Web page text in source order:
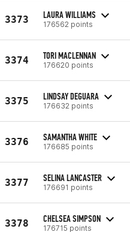
3373 LAURA WILLIAMS
176562 points
3374 TORI MACLENNAN
176620 points
3375 LINDSAY DEGUARA
176632 points
3376 SAMANTHA WHITE
176685 points
3377 SELINA LANCASTER
176691 points
3378 CHELSEA SIMPSON
176715 points